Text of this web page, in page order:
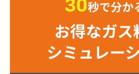
株式会社Misumi